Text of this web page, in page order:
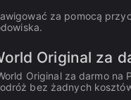
za pomocą
Original za
Original za darmo
bez żadnych